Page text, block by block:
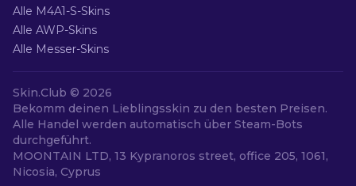
Alle M4A1-S-Skins
Alle AWP-Skins
Alle Messer-Skins
Skin.Club © 2026
Bekomm deinen Lieblingsskin zu den besten Preisen.
Alle Handel werden automatisch über Steam-Bots
durchgeführt.
MOONTAIN LTD, 13 Kypranoros street, office 205, 1061,
Nicosia, Cyprus